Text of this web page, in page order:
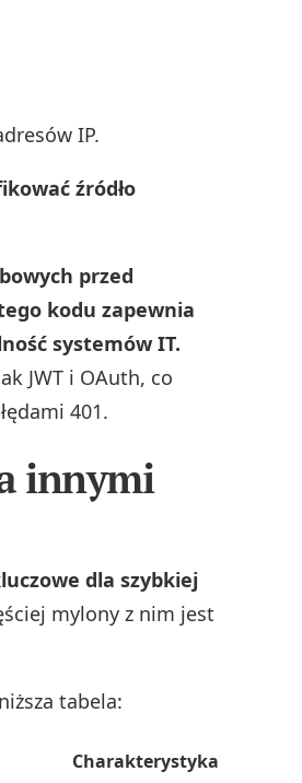
IP.
źródło
przed
kodu zapewnia
systemów IT.
JWT i OAuth, co
401.
innymi
dla szybkiej
mylony z nim jest
tabela:
Charakterystyka